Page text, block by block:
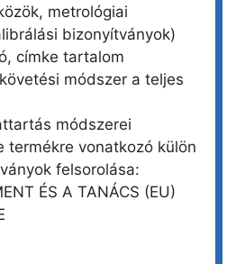
metrológiai
bizonyítványok)
címke tartalom
módszer a teljes
módszerei
termékre vonatkozó külön
felsorolása:
ÉS A TANÁCS (EU)